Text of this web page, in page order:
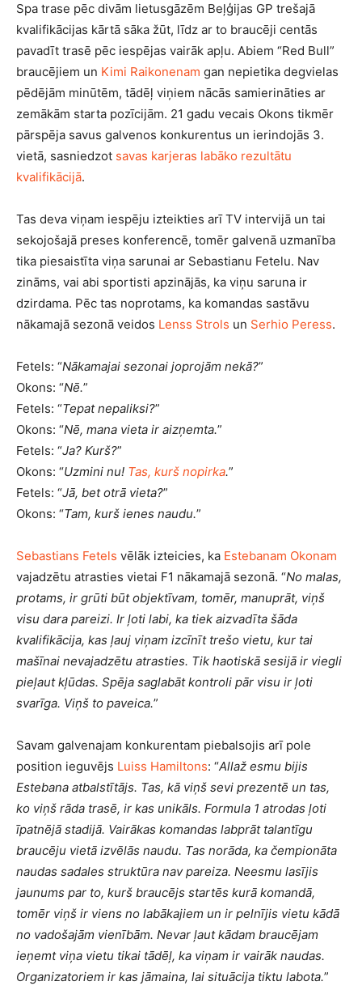
Spa trase pēc divām lietusgāzēm Beļģijas GP trešajā
kvalifikācijas kārtā sāka žūt, līdz ar to braucēji centās
pavadīt trasē pēc iespējas vairāk apļu. Abiem “Red Bull”
braucējiem un Kimi Raikonenam gan nepietika degvielas
pēdējām minūtēm, tādēļ viņiem nācās samierināties ar
zemākām starta pozīcijām. 21 gadu vecais Okons tikmēr
pārspēja savus galvenos konkurentus un ierindojās 3.
vietā, sasniedzot savas karjeras labāko rezultātu
kvalifikācijā.
Tas deva viņam iespēju izteikties arī TV intervijā un tai
sekojošajā preses konferencē, tomēr galvenā uzmanība
tika piesaistīta viņa sarunai ar Sebastianu Fetelu. Nav
zināms, vai abi sportisti apzinājās, ka viņu saruna ir
dzirdama. Pēc tas noprotams, ka komandas sastāvu
nākamajā sezonā veidos Lenss Strols un Serhio Peress.
Fetels: “Nākamajai sezonai joprojām nekā?”
Okons: “Nē.”
Fetels: “Tepat nepaliksi?”
Okons: “Nē, mana vieta ir aizņemta.”
Fetels: “Ja? Kurš?”
Okons: “Uzmini nu! Tas, kurš nopirka.”
Fetels: “Jā, bet otrā vieta?”
Okons: “Tam, kurš ienes naudu.”
Sebastians Fetels vēlāk izteicies, ka Estebanam Okonam
vajadzētu atrasties vietai F1 nākamajā sezonā. “No malas,
protams, ir grūti būt objektīvam, tomēr, manuprāt, viņš
visu dara pareizi. Ir ļoti labi, ka tiek aizvadīta šāda
kvalifikācija, kas ļauj viņam izcīnīt trešo vietu, kur tai
mašīnai nevajadzētu atrasties. Tik haotiskā sesijā ir viegli
pieļaut kļūdas. Spēja saglabāt kontroli pār visu ir ļoti
svarīga. Viņš to paveica.”
Savam galvenajam konkurentam piebalsojis arī pole
position ieguvējs Luiss Hamiltons: “Allaž esmu bijis
Estebana atbalstītājs. Tas, kā viņš sevi prezentē un tas,
ko viņš rāda trasē, ir kas unikāls. Formula 1 atrodas ļoti
īpatnējā stadijā. Vairākas komandas labprāt talantīgu
braucēju vietā izvēlās naudu. Tas norāda, ka čempionāta
naudas sadales struktūra nav pareiza. Neesmu lasījis
jaunums par to, kurš braucējs startēs kurā komandā,
tomēr viņš ir viens no labākajiem un ir pelnījis vietu kādā
no vadošajām vienībām. Nevar ļaut kādam braucējam
ieņemt viņa vietu tikai tādēļ, ka viņam ir vairāk naudas.
Organizatoriem ir kas jāmaina, lai situācija tiktu labota.”